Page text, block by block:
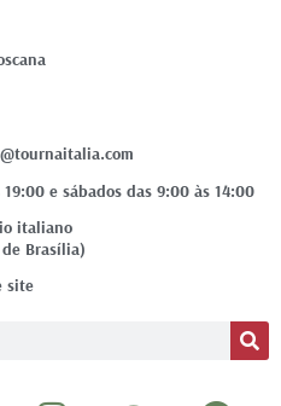
e sábados das 9:00 às 14:00
italiano
Brasília)
site